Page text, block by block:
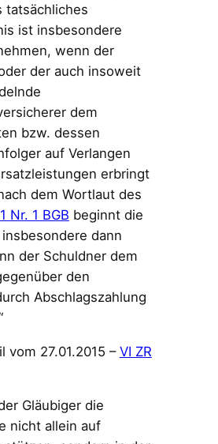
tatsächliches
ist insbesondere
wenn der
der auch insoweit
dem
bzw. dessen
auf Verlangen
erbringt
dem Wortlaut des
Nr. 1 BGB beginnt die
dann
der Schuldner dem
den
Abschlagszahlung
vom 27.01.2015 – VI ZR
Gläubiger die
nicht allein auf